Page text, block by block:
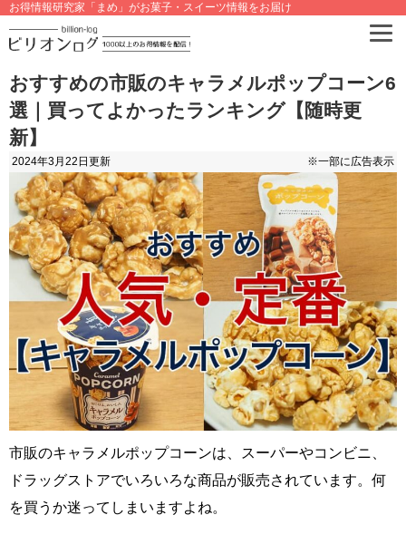
お得情報研究家「まめ」がお菓子・スイーツ情報をお届け
おすすめの市販のキャラメルポップコーン6
選｜買ってよかったランキング【随時更
新】
2024年3月22日 更新 ※一部に広告表示
市販のキャラメルポップコーンは、スーパーやコンビニ、
ドラッグストアでいろいろな商品が販売されています。何
を買うか迷ってしまいますよね。